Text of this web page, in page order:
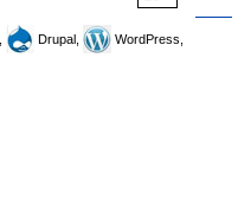
Drupal,
WordPress,